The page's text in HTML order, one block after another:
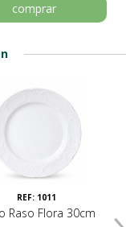
comprar
REF: 1011
Raso Flora 30cm